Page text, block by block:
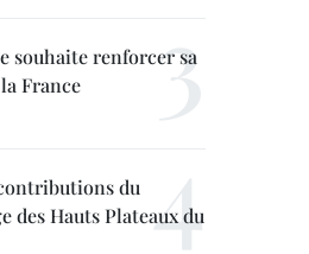
souhaite renforcer sa
France
du
des Hauts Plateaux du